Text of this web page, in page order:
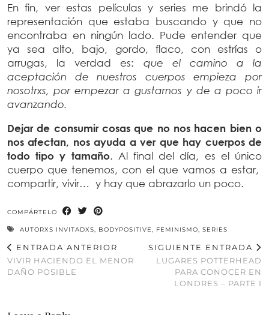
En fin, ver estas películas y series me brindó la
representación que estaba buscando y que no
encontraba en ningún lado. Pude entender que
ya sea alto, bajo, gordo, flaco, con estrías o
arrugas, la verdad es: que el camino a la
aceptación de nuestros cuerpos empieza por
nosotrxs, por empezar a gustarnos y de a poco ir
avanzando.
Dejar de consumir cosas que no nos hacen bien o
nos afectan, nos ayuda a ver que hay cuerpos de
todo tipo y tamaño. Al final del día, es el único
cuerpo que tenemos, con el que vamos a estar,
compartir, vivir… y hay que abrazarlo un poco.
COMPÁRTELO
AUTORXS INVITADXS, BODYPOSITIVE, FEMINISMO, SERIES
ENTRADA ANTERIOR
VIVIR HACIENDO EL MENOR
DAÑO POSIBLE
SIGUIENTE ENTRADA
LUGARES POTTERHEAD
PARA CONOCER EN
LONDRES – PARTE I